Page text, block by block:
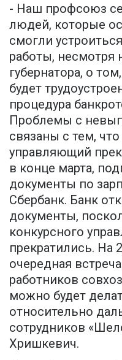
- Наш профсоюз
людей, которые
смогли
работы, несмотря
губернатора, о
будет
процедура
Проблемы с
связаны с тем,
управляющий
в конце марта,
документы по
Сбербанк. Банк
документы,
конкурсного
прекратились. На
очередная
работников
можно будет
относительно
сотрудников
Хришкевич.